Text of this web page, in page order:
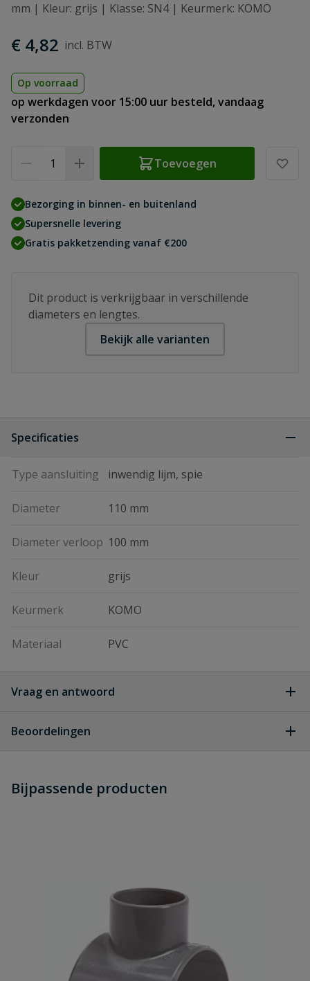
mm | Kleur: grijs | Klasse: SN4 | Keurmerk: KOMO
€ 4,82
Op voorraad
op werkdagen voor 15:00 uur besteld, vandaag
verzonden
Toevoegen
Bezorging in binnen- en buitenland
Supersnelle levering
Gratis pakketzending vanaf €200
Dit product is verkrijgbaar in verschillende
diameters en lengtes.
Bekijk alle varianten
Specificaties
Type aansluiting inwendig lijm, spie
Diameter 110 mm
Diameter verloop 100 mm
Kleur grijs
Keurmerk KOMO
Materiaal PVC
Vraag en antwoord
dit product?
Beoordelingen
Schrijf zelf een beoordeling
Bijpassende producten